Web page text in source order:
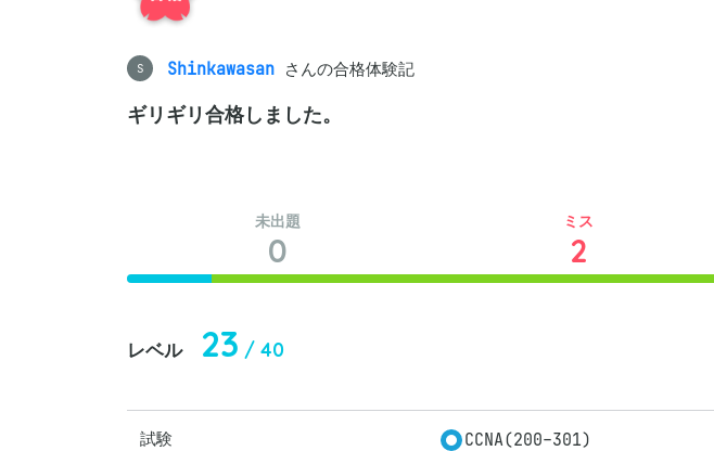
S Shinkawasan さんの合格体験記
ギリギリ合格しました。
未出題
0
ミス
2
レベル 23 / 40
試験 CCNA(200-301)